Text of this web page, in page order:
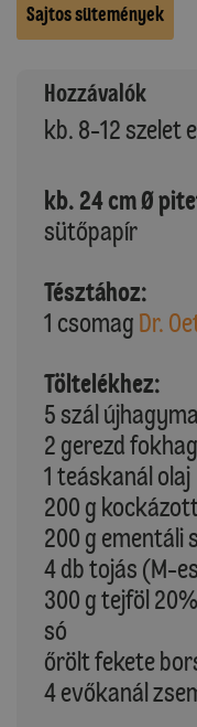
Sajtos sütemények
Hozzávalók
kb. 8-12 szelet
kb. 24 cm Ø
sütőpapír
Tésztához:
1 csomag Dr.
Töltelékhez:
5 szál
2 gerezd
1 teáskanál olaj
200 g
200 g ementáli
4 db tojás (M-
300 g tejföl
só
őrölt fekete
4 evőkanál